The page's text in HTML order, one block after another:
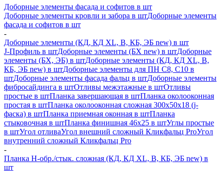
Доборные элементы фасада и софитов в шт
Доборные элементы кровли и забора в штДоборные элементы
фасада и софитов в шт
-
Доборные элементы (КД, КД XL, В, КБ, ЭБ new) в шт
J-Профиль в штДоборные элементы (БХ new) в штДоборные
элементы (БХ, ЭБ) в штДоборные элементы (КД, КД XL, В,
КБ, ЭБ new) в штДоборные элементы для ПН С8, С10 в
штДоборные элементы фасада фальц в штДоборные элементы
фибросайдинга в штОтливы межэтажные в штОтливы
простые в штПланка завершающая в штПланка околооконная
простая в штПланка околооконная сложная 300х50х18 (j-
фаска) в штПланка приемная оконная в штПланка
стыковочная в штПланка финишная 46х25 в штУглы простые
в штУгол отливаУгол внешний сложный Кликфальц ProУгол
внутренний сложный Кликфальц Pro
-
Планка H-обр./стык. сложная (КД, КД XL, В, КБ, ЭБ new) в
шт